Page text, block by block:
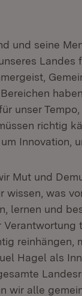
und seine
Landes
unser
richtig
Innovation,
Mut und
wissen, was
lernen und
reinhängen,
Hagel als
wir alle